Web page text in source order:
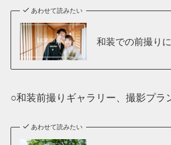
あわせて読みたい
和装での前撮り
○和装前撮りギャラリー、撮影プラ
あわせて読みたい